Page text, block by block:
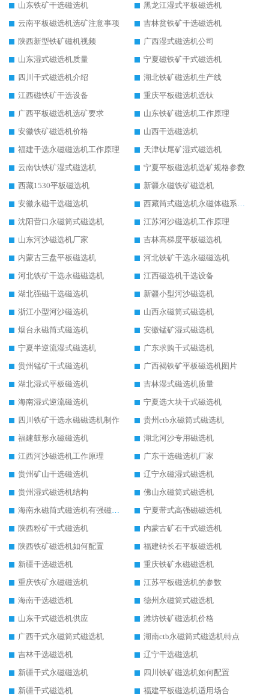
山东铁矿干选磁选机
黑龙江湿式平板磁选机
云南平板磁选机选矿注意事项
吉林贫铁矿干选磁选机
陕西新型铁矿磁机视频
广西湿式磁选机公司
山东湿式磁选机质量
宁夏磁铁矿干式磁选机
四川干式磁选机介绍
湖北铁矿磁选机生产线
江西磁铁矿干选设备
重庆平板磁选机选钛
广西平板磁选机选矿要求
山东铁矿磁选机工作原理
安徽铁矿磁选机价格
山西干选磁选机
福建干选永磁磁选机工作原理
天津钛尾矿湿式磁选机
云南钛铁矿湿式磁选机
宁夏平板磁选机选矿规格参数
西藏1530平板磁选机
新疆永磁铁矿磁选机
安徽永磁干选磁选机
西藏筒式磁选机永磁体磁系设计
沈阳营口永磁筒式磁选机
江苏河沙磁选机工作原理
山东河沙磁选机厂家
吉林高梯度平板磁选机
内蒙古三盘平板磁选机
河北铁矿干选永磁磁选机
河北铁矿干选永磁磁选机
江西磁选机干选设备
湖北强磁干选磁选机
新疆小型河沙磁选机
浙江小型河沙磁选机
山西永磁筒式磁选机
烟台永磁筒式磁选机
安徽锰矿湿式磁选机
宁夏半逆流湿式磁选机
广东求购干式磁选机
贵州锰矿干式磁选机
广西褐铁矿平板磁选机图片
湖北湿式平板磁选机
吉林湿式磁选机质量
海南湿式逆流磁选机
宁夏选大块干式磁选机
四川铁矿干选永磁磁选机制作
贵州ctb永磁筒式磁选机
福建鼓形永磁磁选机
湖北河沙专用磁选机
江西河沙磁选机工作原理
广东干选磁选机厂家
贵州矿山干选磁选机
辽宁永磁湿式磁选机
贵州湿式磁选机结构
佛山永磁筒式磁选机
海南永磁筒式磁选机有强磁的吗
宁夏带式高强磁磁选机
陕西粉矿干式磁选机
内蒙古矿石干式磁选机
陕西铁矿磁选机如何配置
福建钠长石平板磁选机
新疆干选磁选机
重庆铁矿永磁磁选机
重庆铁矿永磁磁选机
江苏平板磁选机的参数
海南干选磁选机
德州永磁筒式磁选机
山东干式磁选机供应
潍坊铁矿磁选机价格
广西干式永磁筒式磁选机
湖南ctb永磁筒式磁选机特点
吉林干选磁选机
辽宁干选磁选机
新疆干式永磁磁选机
四川铁矿磁选机如何配置
新疆干式磁选机
福建平板磁选机适用场合